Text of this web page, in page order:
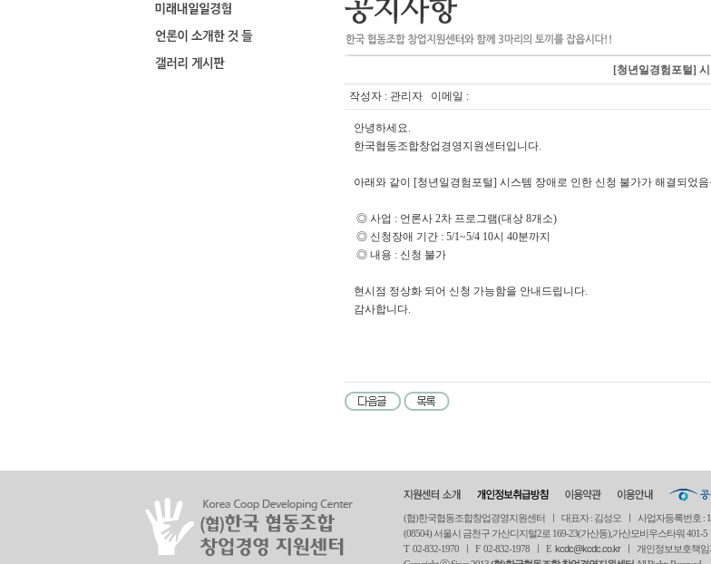
[청년일경험포털]
작성자 : 관리자 이메일 :
안녕하세요.
한국협동조합창업경영지원센터입니다.
아래와 같이 [청년일경험포털] 시스템 장애로 인한 신청 불가가 해결되었
◎ 사업 : 언론사 2차 프로그램(대상 8개소)
◎ 신청장애 기간 : 5/1~5/4 10시 40분까지
◎ 내용 : 신청 불가
현시점 정상화 되어 신청 가능함을 안내드립니다.
감사합니다.
(협)한국협동조합창업경영지원센터 ㅣ 대표자 : 김성오 ㅣ 사업자등록번호 :
(08504) 서울시 금천구 가산디지털2로 169-23(가산동),가산모비우스타워 401-5
T 02-832-1970 ㅣ F 02-832-1978 ㅣ E kcdc@kcdc.co.krㅣ 개인정보보호책임